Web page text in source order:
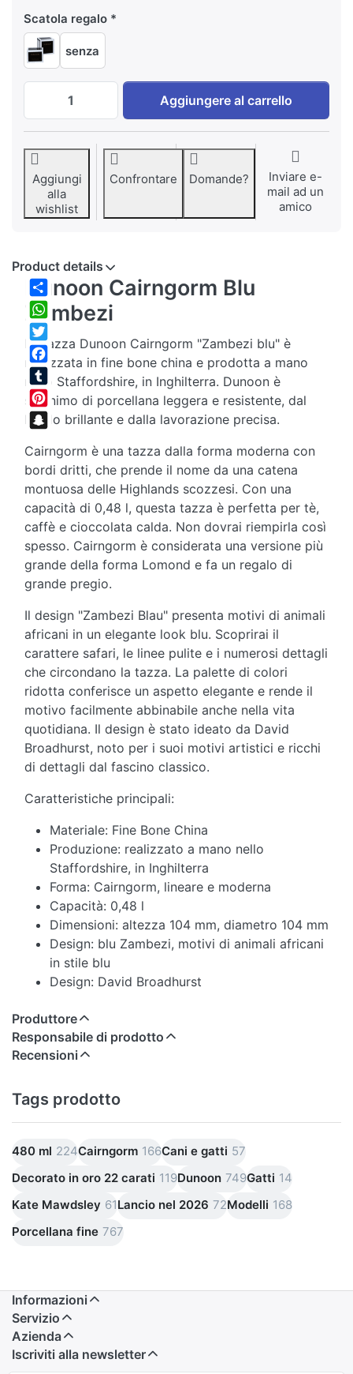
Scatola regalo
senza
Dunoon Cairngorm Zambezi blu a EUR
Aggiungere al carrello
Aggiungi
alla
wishlist
Confrontare Domande?
Inviare e-
mail ad un
amico
Share
WhatsApp
Twitter
Facebook
Tumblr
Pinterest
Product details
Dunoon Cairngorm Blu
Zambezi
La tazza Dunoon Cairngorm "Zambezi blu" è
realizzata in fine bone china e prodotta a mano
nello Staffordshire, in Inghilterra. Dunoon è
sinonimo di porcellana leggera e resistente, dal
lucido brillante e dalla lavorazione precisa.
Cairngorm è una tazza dalla forma moderna con
bordi dritti, che prende il nome da una catena
montuosa delle Highlands scozzesi. Con una
capacità di 0,48 l, questa tazza è perfetta per tè,
caffè e cioccolata calda. Non dovrai riempirla così
spesso. Cairngorm è considerata una versione più
grande della forma Lomond e fa un regalo di
grande pregio.
Il design "Zambezi Blau" presenta motivi di animali
africani in un elegante look blu. Scoprirai il
carattere safari, le linee pulite e i numerosi dettagli
che circondano la tazza. La palette di colori
ridotta conferisce un aspetto elegante e rende il
motivo facilmente abbinabile anche nella vita
quotidiana. Il design è stato ideato da David
Broadhurst, noto per i suoi motivi artistici e ricchi
di dettagli dal fascino classico.
Caratteristiche principali:
Materiale: Fine Bone China
Produzione: realizzato a mano nello
Staffordshire, in Inghilterra
Forma: Cairngorm, lineare e moderna
Capacità: 0,48 l
Dimensioni: altezza 104 mm, diametro 104 mm
Design: blu Zambezi, motivi di animali africani
in stile blu
Design: David Broadhurst
Produttore
Responsabile di prodotto
Recensioni
Tags prodotto
480 ml 224Cairngorm 166Cani e gatti 57
Decorato in oro 22 carati 119Dunoon 749Gatti 14
Kate Mawdsley 61Lancio nel 2026 72Modelli 168
Porcellana fine 767
Informazioni
Servizio
Azienda
Iscriviti alla newsletter